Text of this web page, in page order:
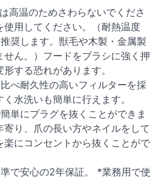
高温のためさわらないでくださ
使用してください。（耐熱温度
奨します。獣毛や木製・金属製
ん。）フードをブラシに強く押
する恐れがあります。
べ耐久性の高いフィルターを採
水洗いも簡単に行えます。
単にプラグを抜くことができま
り、爪の長い方やネイルをして
楽にコンセントから抜くことがで
で安心の2年保証。 *業務用で使